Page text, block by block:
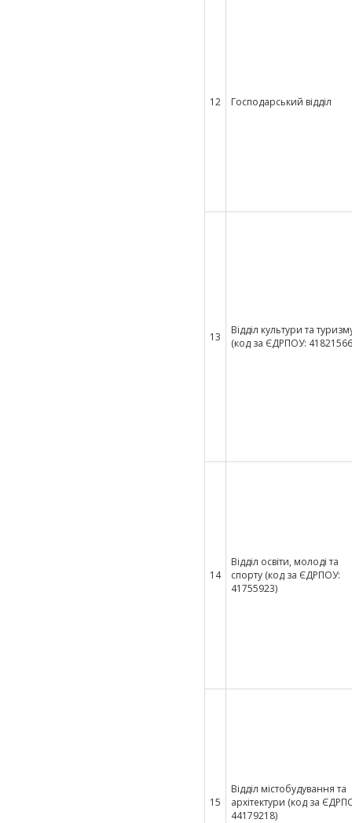
12 Господарський відділ
13
Відділ культури та
(код за ЄДРПОУ:
14
Відділ освіти, молоді та
спорту (код за ЄДРПОУ:
41755923)
15
Відділ містобудування та
архітектури (код за
44179218)